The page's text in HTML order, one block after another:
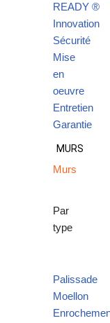
READY ®
Innovation
Sécurité
Mise
en
oeuvre
Entretien
Garantie
MURS
Murs
Par
type
Palissade
Moellon